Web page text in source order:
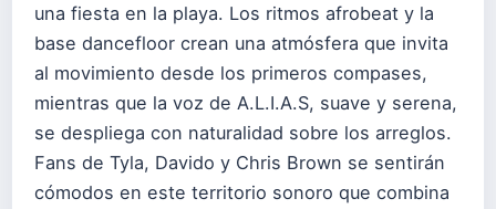
una fiesta en la playa. Los ritmos afrobeat y la
base dancefloor crean una atmósfera que invita
al movimiento desde los primeros compases,
mientras que la voz de A.L.I.A.S, suave y serena,
se despliega con naturalidad sobre los arreglos.
Fans de Tyla, Davido y Chris Brown se sentirán
cómodos en este territorio sonoro que combina